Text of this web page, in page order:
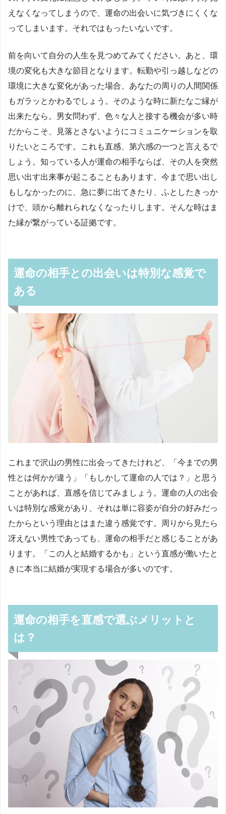
えなくなってしまうので、運命の出会いに気づきにくくな
ってしまいます。それではもったいないです。
前を向いて自分の人生を見つめてみてください。あと、環
境の変化も大きな節目となります。転勤や引っ越しなどの
環境に大きな変化があった場合、あなたの周りの人間関係
もガラッとかわるでしょう。そのような時に新たなご縁が
出来たなら。男女問わず、色々な人と接する機会が多い時
だからこそ、見落とさないようにコミュニケーションを取
りたいところです。これも直感、第六感の一つと言えるで
しょう。知っている人が運命の相手ならば、その人を突然
思い出す出来事が起こることもあります。今まで思い出し
もしなかったのに、急に夢に出てきたり、ふとしたきっか
けで、頭から離れられなくなったりします。そんな時はま
た縁が繋がっている証拠です。
運命の相手との出会いは特別な感覚で
ある
これまで沢山の男性に出会ってきたけれど、「今までの男
性とは何かが違う」「もしかして運命の人では？」と思う
ことがあれば、直感を信じてみましょう。運命の人の出会
いは特別な感覚があり、それは単に容姿が自分の好みだっ
たからという理由とはまた違う感覚です。周りから見たら
冴えない男性であっても、運命の相手だと感じることがあ
ります。「この人と結婚するかも」という直感が働いたと
きに本当に結婚が実現する場合が多いのです。
運命の相手を直感で選ぶメリットと
は？